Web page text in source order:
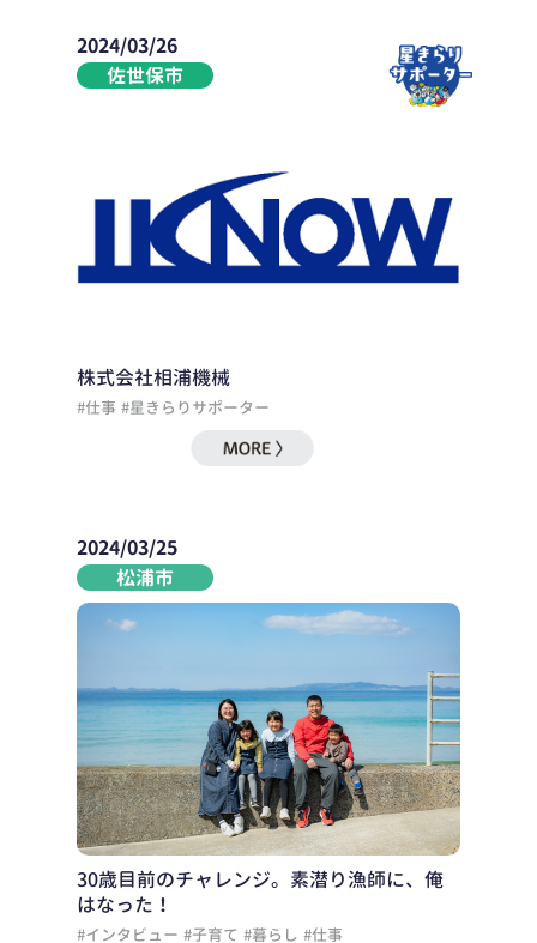
2024/03/26
佐世保市
株式会社相浦機械
#仕事 #星きらりサポーター
2024/03/25
松浦市
30歳目前のチャレンジ。素潜り漁師に、俺
はなった！
#インタビュー #子育て #暮らし #仕事